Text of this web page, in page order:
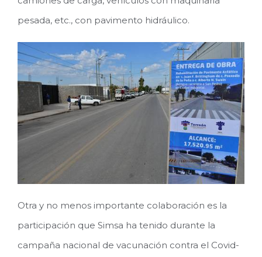
pesada, etc., con pavimento hidráulico.
Otra y no menos importante colaboración es la
participación que Simsa ha tenido durante la
campaña nacional de vacunación contra el Covid-